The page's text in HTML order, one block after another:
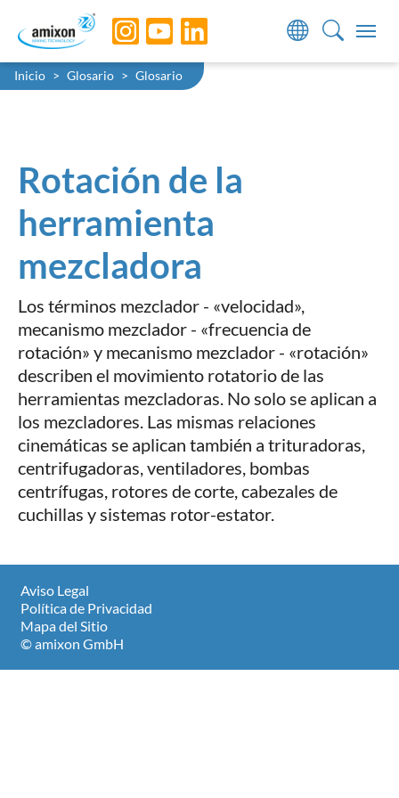
Skip to main navigation
Skip to main content
Skip to page footer
You are here:
Inicio Glosario Glosario
Rotación de la
herramienta
mezcladora
Los términos mezclador - «velocidad»,
mecanismo mezclador - «frecuencia de
rotación» y mecanismo mezclador - «rotación»
describen el movimiento rotatorio de las
herramientas mezcladoras. No solo se aplican a
los mezcladores. Las mismas relaciones
cinemáticas se aplican también a trituradoras,
centrifugadoras, ventiladores, bombas
centrífugas, rotores de corte, cabezales de
cuchillas y sistemas rotor-estator.
Aviso Legal
Política de Privacidad
Mapa del Sitio
© amixon GmbH